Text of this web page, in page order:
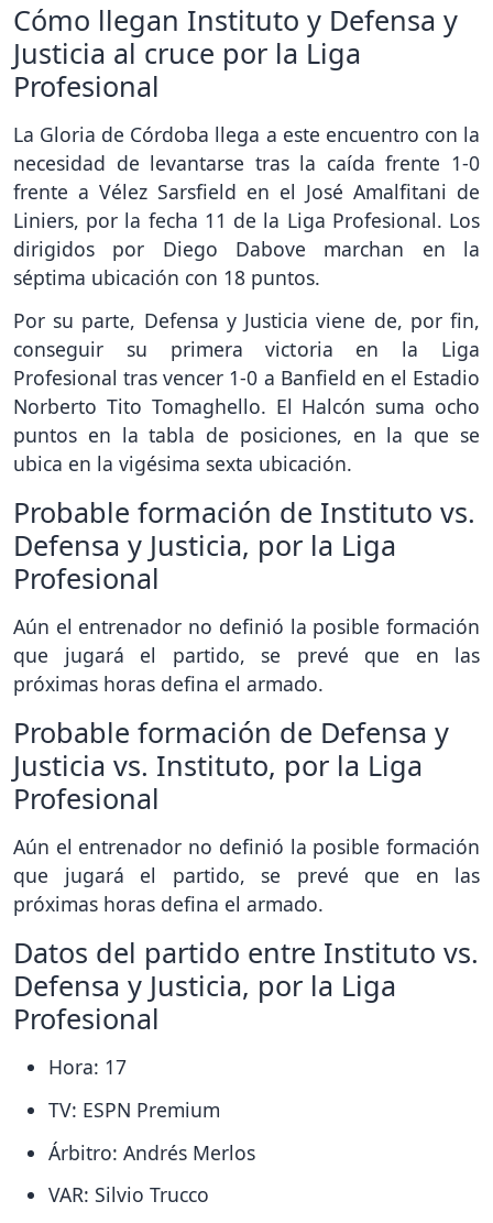
Cómo llegan Instituto y Defensa y
Justicia al cruce por la Liga
Profesional
La Gloria de Córdoba llega a este encuentro con la
necesidad de levantarse tras la caída frente 1-0
frente a Vélez Sarsfield en el José Amalfitani de
Liniers, por la fecha 11 de la Liga Profesional. Los
dirigidos por Diego Dabove marchan en la
séptima ubicación con 18 puntos.
Por su parte, Defensa y Justicia viene de, por fin,
conseguir su primera victoria en la Liga
Profesional tras vencer 1-0 a Banfield en el Estadio
Norberto Tito Tomaghello. El Halcón suma ocho
puntos en la tabla de posiciones, en la que se
ubica en la vigésima sexta ubicación.
Probable formación de Instituto vs.
Defensa y Justicia, por la Liga
Profesional
Aún el entrenador no definió la posible formación
que jugará el partido, se prevé que en las
próximas horas defina el armado.
Probable formación de Defensa y
Justicia vs. Instituto, por la Liga
Profesional
Aún el entrenador no definió la posible formación
que jugará el partido, se prevé que en las
próximas horas defina el armado.
Datos del partido entre Instituto vs.
Defensa y Justicia, por la Liga
Profesional
Hora: 17
TV: ESPN Premium
Árbitro: Andrés Merlos
VAR: Silvio Trucco